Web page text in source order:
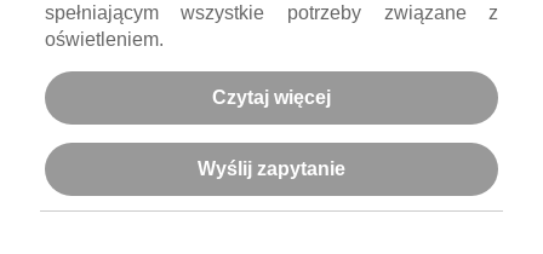
spełniającym wszystkie potrzeby związane z
oświetleniem.
Czytaj więcej
Wyślij zapytanie